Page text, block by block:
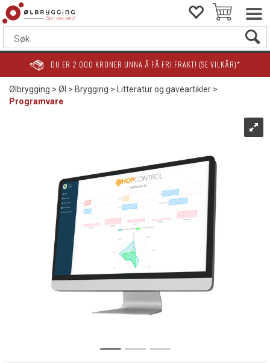
DU ER 2 000 KRONER UNNA Å FÅ FRI FRAKT! (SE VILKÅR)*
Ølbrygging>Øl >Brygging> Litteratur og gaveartikler>
Programvare